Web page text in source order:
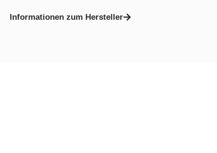
Informationen zum Hersteller